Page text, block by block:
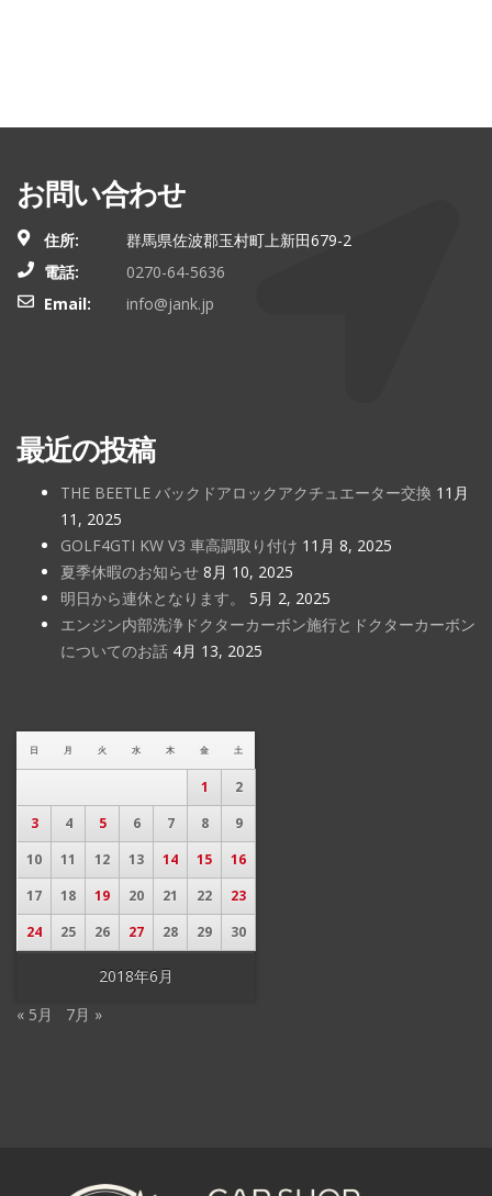
お問い合わせ
住所:
群馬県佐波郡玉村町上新田679-2
電話:
0270-64-5636
Email:
info@jank.jp
最近の投稿
THE BEETLE バックドアロックアクチュエーター交換 11月
11, 2025
GOLF4GTI KW V3 車高調取り付け 11月 8, 2025
夏季休暇のお知らせ 8月 10, 2025
明日から連休となります。
5月 2, 2025
エンジン内部洗浄ドクターカーボン施行とドクターカーボン
についてのお話 4月 13, 2025
2018年6月
日 月 火 水 木 金 土
1
2
3
4 5 6 7 8
9
10
11 12 13 14 15
16
17
18 19 20 21 22
23
24
25 26 27 28 29 30
« 5月 7月 »